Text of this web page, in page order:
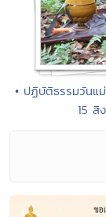
• ปฏิบัติธรรมวันแ
15 สิ